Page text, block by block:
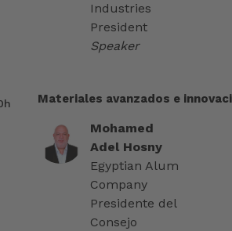
Industries
President
Speaker
Materiales avanzados e
Mohamed
Adel Hosny
Egyptian Alum
Company
Presidente del
Consejo